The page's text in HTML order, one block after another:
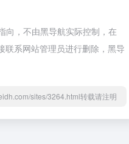
向，不由黑导航实际控制，在
系网站管理员进行删除，黑导
sites/3264.html转载请注明